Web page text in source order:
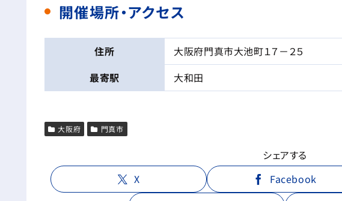
開催場所・アクセス
住所
大阪府門真市大池町１７－２５
最寄駅
大和田
大阪府 門真市
シェアする
X
Facebook